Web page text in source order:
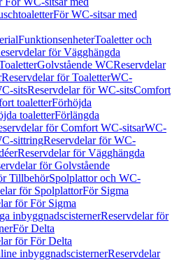
För WC-sitsar med
FunktionsenheterToaletter och
för Vägghängda
Golvstående WCReservdelar
Reservdelar för ToaletterWC-
sitsReservdelar för WC-sitsComfort
toaletterFörhöjda
toaletterFörlängda
för Comfort WC-sitsarWC-
sittringReservdelar för WC-
Reservdelar för Vägghängda
för Golvstående
TillbehörSpolplattor och WC-
för SpolplattorFör Sigma
för För Sigma
inbyggnadscisternerReservdelar för
För Delta
för För Delta
inbyggnadscisternerReservdelar